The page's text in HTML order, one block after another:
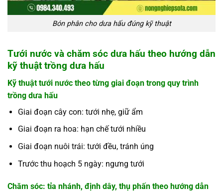
Bón phân cho dưa hấu đúng kỹ thuật
Tưới nước và chăm sóc dưa hấu theo hướng dẫn
kỹ thuật trồng dưa hấu
Kỹ thuật tưới nước theo từng giai đoạn trong quy trình
trồng dưa hấu
Giai đoạn cây con: tưới nhẹ, giữ ẩm
Giai đoạn ra hoa: hạn chế tưới nhiều
Giai đoạn nuôi trái: tưới đều, tránh úng
Trước thu hoạch 5 ngày: ngưng tưới
Chăm sóc: tỉa nhánh, định dây, thụ phấn theo hướng dẫn